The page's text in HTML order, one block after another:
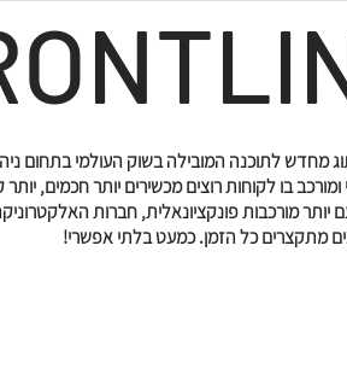
מחדש לתוכנה המובילה בשוק העולמי בתחום
בו לקוחות רוצים מכשירים יותר חכמים,
יותר מורכבות פונקציונאלית, חברות
מתקצרים כל הזמן. כמעט בלתי אפשרי!